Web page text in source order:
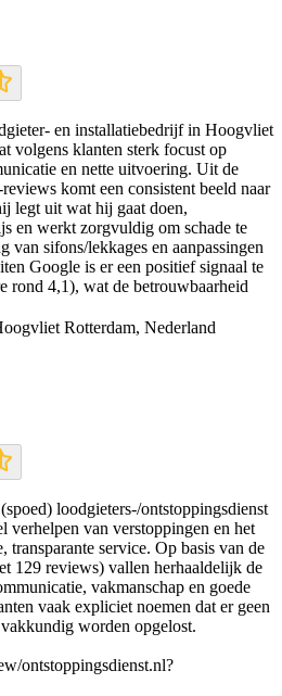
en installatiebedrijf in Hoogvliet
volgens klanten sterk focust op
en nette uitvoering. Uit de
komt een consistent beeld naar
legt uit wat hij gaat doen,
en werkt zorgvuldig om schade te
van sifons/lekkages en aanpassingen
Google is er een positief signaal te
rond 4,1), wat de betrouwbaarheid
Rotterdam, Nederland
loodgieters-/ontstoppingsdienst
verhelpen van verstoppingen en het
transparante service. Op basis van de
129 reviews) vallen herhaaldelijk de
vakmanschap en goede
vaak expliciet noemen dat er geen
worden opgelost.
ontstoppingsdienst.nl?